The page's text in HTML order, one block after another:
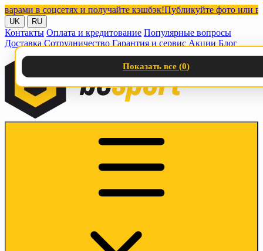
в соцсетях и получайте кэшбэк!Публикуйте фото или видео
UK RU
Контакты Оплата и кредитование Популярные вопросы
Доставка Сотрудничество Гарантия и сервис Акции Блог
Показать все (0)